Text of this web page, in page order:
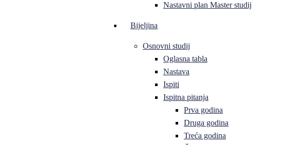
Nastavni plan Master studij
Bijeljina
Osnovni studij
Oglasna tabla
Nastava
Ispiti
Ispitna pitanja
Prva godina
Druga godina
Treća godina